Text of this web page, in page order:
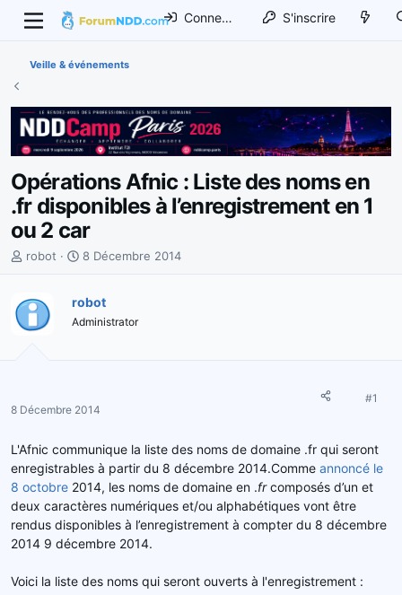
Connexion S'inscrire
Veille & événements
Opérations Afnic : Liste des noms en
.fr disponibles à l’enregistrement en 1
ou 2 car
I
t
i
r
e
l
a
d
i
s
u
robot
D
e
d
u
8 Décembre 2014
robot
Administrator
8 Décembre 2014
#1
L'Afnic communique la liste des noms de domaine .fr qui seront
enregistrables à partir du 8 décembre 2014.Comme annoncé le
8 octobre 2014, les noms de domaine en .frcomposés d’un et
deux caractères numériques et/ou alphabétiques vont être
rendus disponibles à l’enregistrement à compter du 8 décembre
2014 9 décembre 2014.
Voici la liste des noms qui seront ouverts à l'enregistrement :